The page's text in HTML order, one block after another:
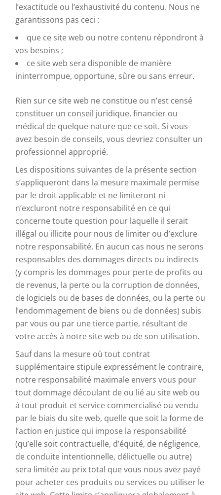
l’exactitude ou l’exhaustivité du contenu. Nous ne
garantissons pas ceci :
que ce site web ou notre contenu répondront à
vos besoins ;
ce site web sera disponible de manière
ininterrompue, opportune, sûre ou sans erreur.
Rien sur ce site web ne constitue ou n’est censé
constituer un conseil juridique, financier ou
médical de quelque nature que ce soit. Si vous
avez besoin de conseils, vous devriez consulter un
professionnel approprié.
Les dispositions suivantes de la présente section
s’appliqueront dans la mesure maximale permise
par le droit applicable et ne limiteront ni
n’excluront notre responsabilité en ce qui
concerne toute question pour laquelle il serait
illégal ou illicite pour nous de limiter ou d’exclure
notre responsabilité. En aucun cas nous ne serons
responsables des dommages directs ou indirects
(y compris les dommages pour perte de profits ou
de revenus, la perte ou la corruption de données,
de logiciels ou de bases de données, ou la perte ou
l’endommagement de biens ou de données) subis
par vous ou par une tierce partie, résultant de
votre accès à notre site web ou de son utilisation.
Sauf dans la mesure où tout contrat
supplémentaire stipule expressément le contraire,
notre responsabilité maximale envers vous pour
tout dommage découlant de ou lié au site web ou
à tout produit et service commercialisé ou vendu
par le biais du site web, quelle que soit la forme de
l’action en justice qui impose la responsabilité
(qu’elle soit contractuelle, d’équité, de négligence,
de conduite intentionnelle, délictuelle ou autre)
sera limitée au prix total que vous nous avez payé
pour acheter ces produits ou services ou utiliser le